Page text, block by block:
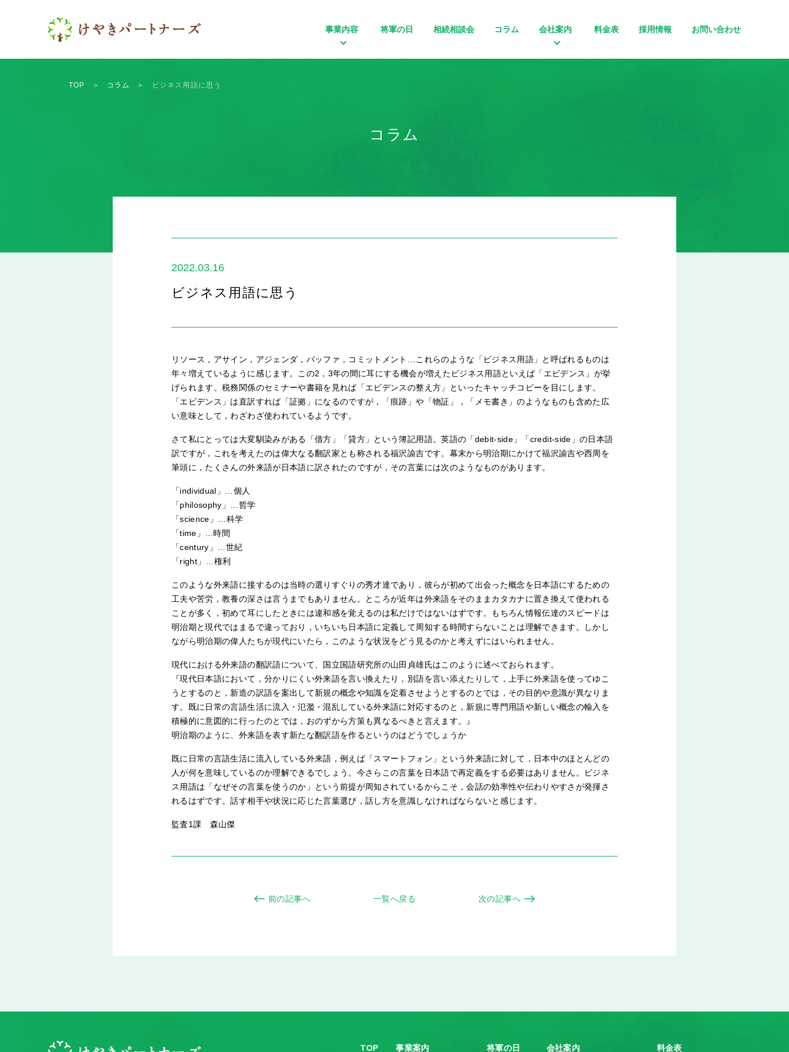
事業内容 将軍の日 相続相談会 コラム 会社案内 料金表 採用情報 お問い合わせ
TOP ＞ コラム ＞ ビジネス用語に思う
コラム
2022.03.16
ビジネス用語に思う
リソース，アサイン，アジェンダ，バッファ，コミットメント…これらのような「ビジネス用語」と呼ばれるものは
年々増えているように感じます。この2，3年の間に耳にする機会が増えたビジネス用語といえば「エビデンス」が挙
げられます。税務関係のセミナーや書籍を見れば「エビデンスの整え方」といったキャッチコピーを目にします。
「エビデンス」は直訳すれば「証拠」になるのですが，「痕跡」や「物証」，「メモ書き」のようなものも含めた広
い意味として，わざわざ使われているようです。
さて私にとっては大変馴染みがある「借方」「貸方」という簿記用語。英語の「debit-side」「credit-side」の日本語
訳ですが，これを考えたのは偉大なる翻訳家とも称される福沢諭吉です。幕末から明治期にかけて福沢諭吉や西周を
筆頭に，たくさんの外来語が日本語に訳されたのですが，その言葉には次のようなものがあります。
「individual」…個人
「philosophy」…哲学
「science」…科学
「time」…時間
「century」…世紀
「right」…権利
このような外来語に接するのは当時の選りすぐりの秀才達であり，彼らが初めて出会った概念を日本語にするための
工夫や苦労，教養の深さは言うまでもありません。ところが近年は外来語をそのままカタカナに置き換えて使われる
ことが多く，初めて耳にしたときには違和感を覚えるのは私だけではないはずです。もちろん情報伝達のスピードは
明治期と現代ではまるで違っており，いちいち日本語に定義して周知する時間すらないことは理解できます。しかし
ながら明治期の偉人たちが現代にいたら，このような状況をどう見るのかと考えずにはいられません。
現代における外来語の翻訳語について、国立国語研究所の山田貞雄氏はこのように述べておられます。
『現代日本語において，分かりにくい外来語を言い換えたり，別語を言い添えたりして，上手に外来語を使ってゆこ
うとするのと，新造の訳語を案出して新規の概念や知識を定着させようとするのとでは，その目的や意識が異なりま
す。既に日常の言語生活に流入・氾濫・混乱している外来語に対応するのと，新規に専門用語や新しい概念の輸入を
積極的に意図的に行ったのとでは，おのずから方策も異なるべきと言えます。』
明治期のように、外来語を表す新たな翻訳語を作るというのはどうでしょうか
既に日常の言語生活に流入している外来語，例えば「スマートフォン」という外来語に対して，日本中のほとんどの
人が何を意味しているのか理解できるでしょう。今さらこの言葉を日本語で再定義をする必要はありません。ビジネ
ス用語は「なぜその言葉を使うのか」という前提が周知されているからこそ，会話の効率性や伝わりやすさが発揮さ
れるはずです。話す相手や状況に応じた言葉選び，話し方を意識しなければならないと感じます。
監査1課 森山傑
前の記事へ 一覧へ戻る 次の記事へ
TOP 事業案内 将軍の日 会社案内 料金表